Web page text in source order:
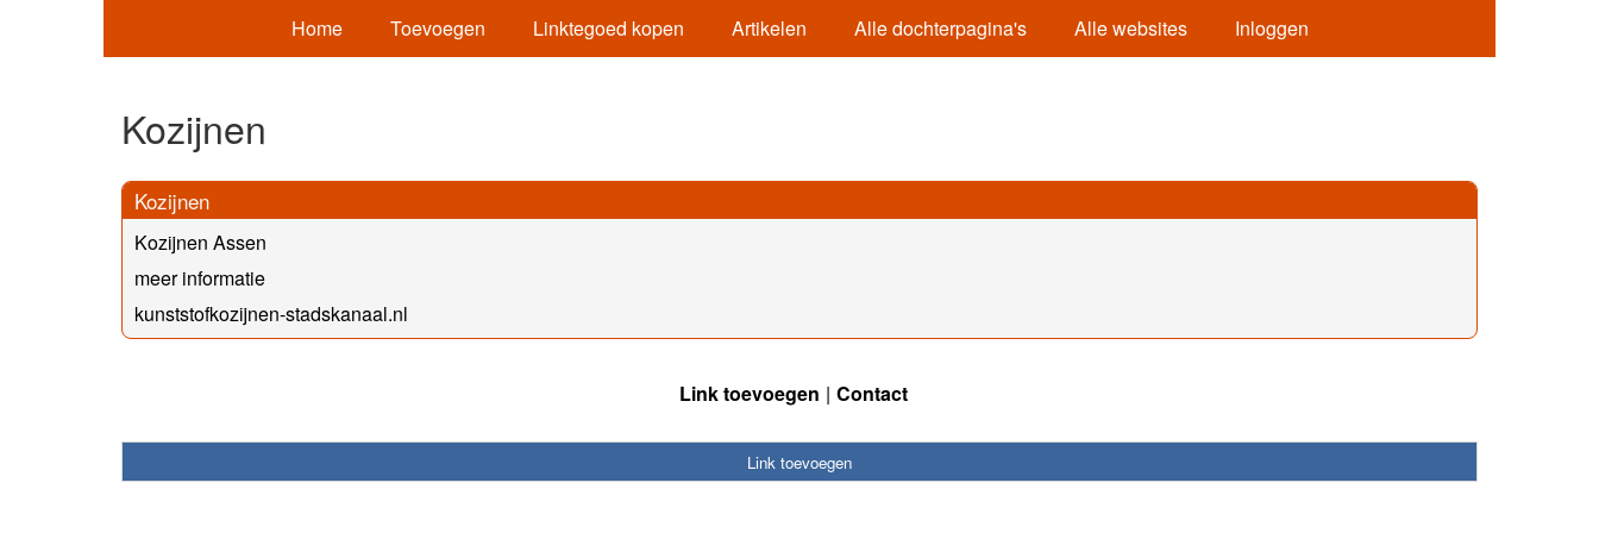
Home Toevoegen Linktegoed kopen Artikelen Alle dochterpagina's Alle websites Inloggen
Kozijnen
Kozijnen
Kozijnen Assen
meer informatie
kunststofkozijnen-stadskanaal.nl
Link toevoegen Contact
Link toevoegen